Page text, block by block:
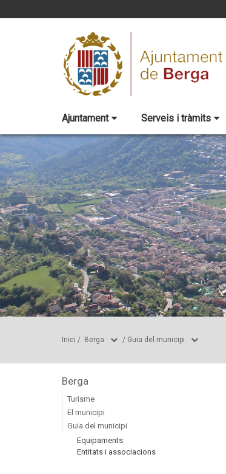
Ajuntament Serveis i tràmits
Inici / Berga / Guia del municipi
Berga
Turisme
El municipi
Guia del municipi
Equipaments
Entitats i associacions